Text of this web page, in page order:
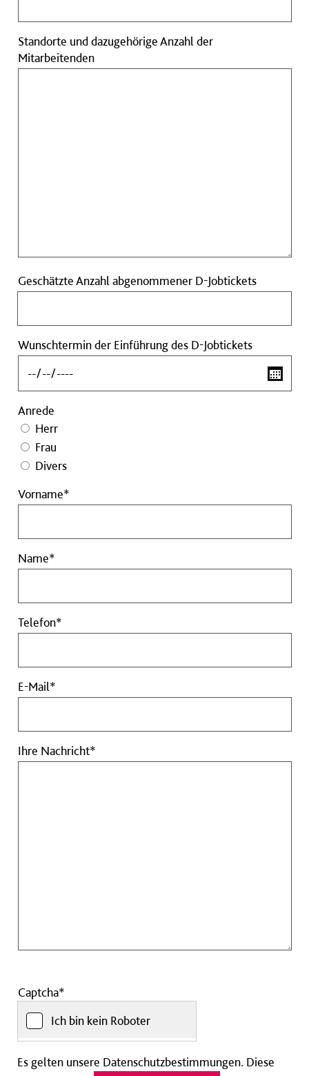
Standorte und dazugehörige Anzahl der
MitarbeitendenStandorte
und
Geschätzte Anzahl abgenommener D-Jobtickets
Anzahl
D-
Wunschtermin der Einführung des D-Jobtickets
der
Einführung
des
Anrede
Herr
Frau
Divers
Vorname*
Pflichtfeld
Name*
Pflichtfeld
Telefon*
Pflichtfeld
E-Mail*
Mail
Ihre Nachricht*
Nachricht
Captcha*
Ich bin kein Roboter
Es gelten unsere Datenschutzbestimmungen. Diese